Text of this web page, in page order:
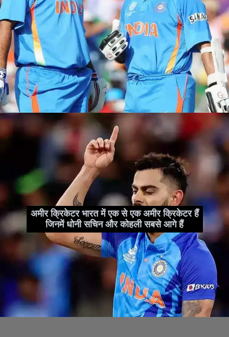
अमीर क्रिकेटर भारत में एक से एक अमीर क्रिकेटर हैं
जिनमें धोनी सचिन और कोहली सबसे आगे हैं